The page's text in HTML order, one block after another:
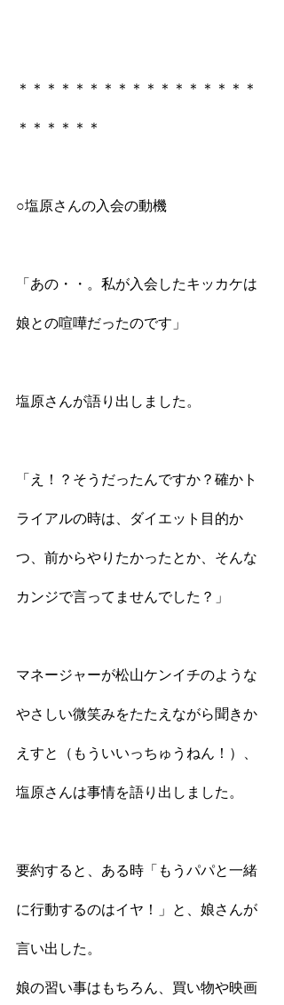
＊＊＊＊＊＊＊＊＊＊＊＊＊＊＊＊＊
＊＊＊＊＊＊
○塩原さんの入会の動機
「あの・・。私が入会したキッカケは
娘との喧嘩だったのです」
塩原さんが語り出しました。
「え！？そうだったんですか？確かト
ライアルの時は、ダイエット目的か
つ、前からやりたかったとか、そんな
カンジで言ってませんでした？」
マネージャーが松山ケンイチのような
やさしい微笑みをたたえながら聞きか
えすと（もういいっちゅうねん！）、
塩原さんは事情を語り出しました。
要約すると、ある時「もうパパと一緒
に行動するのはイヤ！」と、娘さんが
言い出した。
娘の習い事はもちろん、買い物や映画